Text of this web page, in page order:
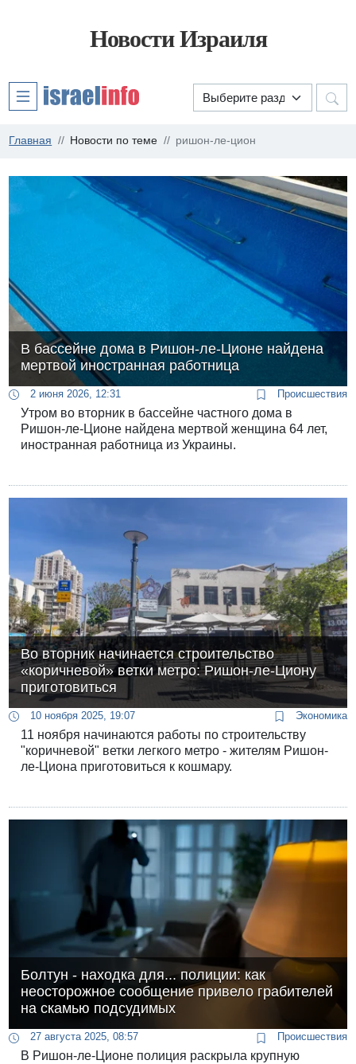
Новости Израиля
Главная Новости по теме ришон-ле-цион
В бассейне дома в Ришон-ле-Ционе найдена
мертвой иностранная работница
2 июня 2026, 12:31 Происшествия
Утром во вторник в бассейне частного дома в
Ришон-ле-Ционе найдена мертвой женщина 64 лет,
иностранная работница из Украины.
Во вторник начинается строительство
«коричневой» ветки метро: Ришон-ле-Циону
приготовиться
10 ноября 2025, 19:07 Экономика
11 ноября начинаются работы по строительству
"коричневой" ветки легкого метро - жителям Ришон-
ле-Циона приготовиться к кошмару.
Болтун - находка для... полиции: как
неосторожное сообщение привело грабителей
на скамью подсудимых
27 августа 2025, 08:57 Происшествия
В Ришон-ле-Ционе полиция раскрыла крупную